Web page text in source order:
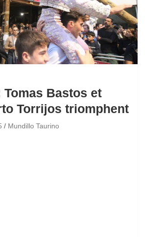
Bastos et
Torrijos triomphent
Mundillo Taurino